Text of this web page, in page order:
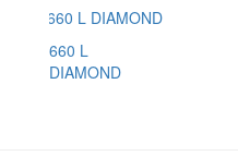
660 L
DIAMOND